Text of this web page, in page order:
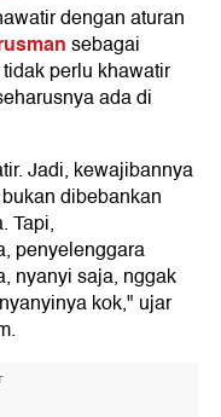
dengan aturan
sebagai
perlu khawatir
ada di
Jadi, kewajibannya
dibebankan
Tapi,
penyelenggara
nyanyi saja, nggak
kok," ujar